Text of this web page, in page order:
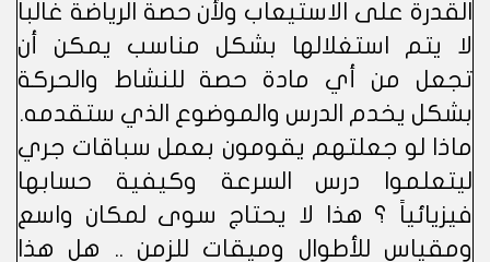
القدرة على الاستيعاب ولأن حصة الرياضة غالباً
لا يتم استغلالها بشكل مناسب يمكن أن
تجعل من أي مادة حصة للنشاط والحركة
بشكل يخدم الدرس والموضوع الذي ستقدمه.
ماذا لو جعلتهم يقومون بعمل سباقات جري
ليتعلموا درس السرعة وكيفية حسابها
فيزيائياً ؟ هذا لا يحتاج سوى لمكان واسع
ومقياس للأطوال وميقات للزمن .. هل هذا